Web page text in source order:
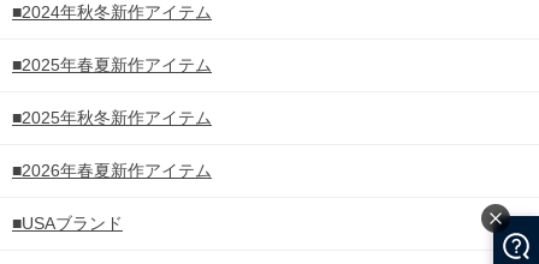
■2024年秋冬新作アイテム
■2025年春夏新作アイテム
■2025年秋冬新作アイテム
■2026年春夏新作アイテム
■USAブランド